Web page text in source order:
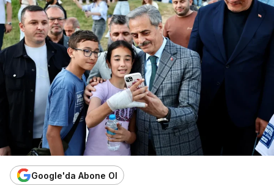
Google'da Abone Ol